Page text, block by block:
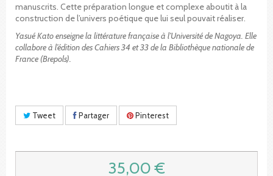
manuscrits. Cette préparation longue et complexe aboutit à la
construction de l’univers poétique que lui seul pouvait réaliser.
Yasué Kato enseigne la littérature française à l’Université de Nagoya. Elle
collabore à l’édition des Cahiers 34 et 33 de la Bibliothèque nationale de
France (Brepols).
Tweet Partager Pinterest
35,00 €